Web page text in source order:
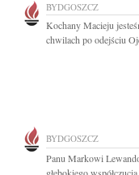
BYDGOSZCZ
Kochany Macieju
chwilach po odejściu
BYDGOSZCZ
Panu Markowi